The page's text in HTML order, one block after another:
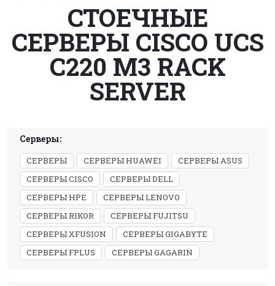
СТОЕЧНЫЕ
СЕРВЕРЫ CISCO UCS
C220 M3 RACK
SERVER
Серверы:
СЕРВЕРЫ СЕРВЕРЫ HUAWEI
СЕРВЕРЫ ASUS
СЕРВЕРЫ CISCO
СЕРВЕРЫ DELL
СЕРВЕРЫ HPE
СЕРВЕРЫ LENOVO
СЕРВЕРЫ RIKOR
СЕРВЕРЫ FUJITSU
СЕРВЕРЫ XFUSION
СЕРВЕРЫ GIGABYTE
СЕРВЕРЫ FPLUS
СЕРВЕРЫ GAGARIN